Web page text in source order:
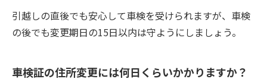
引越しの直後でも安心して車検を受けられますが、車検
の後でも変更期日の15日以内は守ようにしましょう。
車検証の住所変更には何日くらいかかりますか？